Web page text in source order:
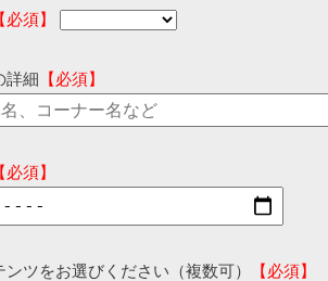
【必須】
詳細 【必須】
【必須】
ツをお選びください（複数可）
【必須】